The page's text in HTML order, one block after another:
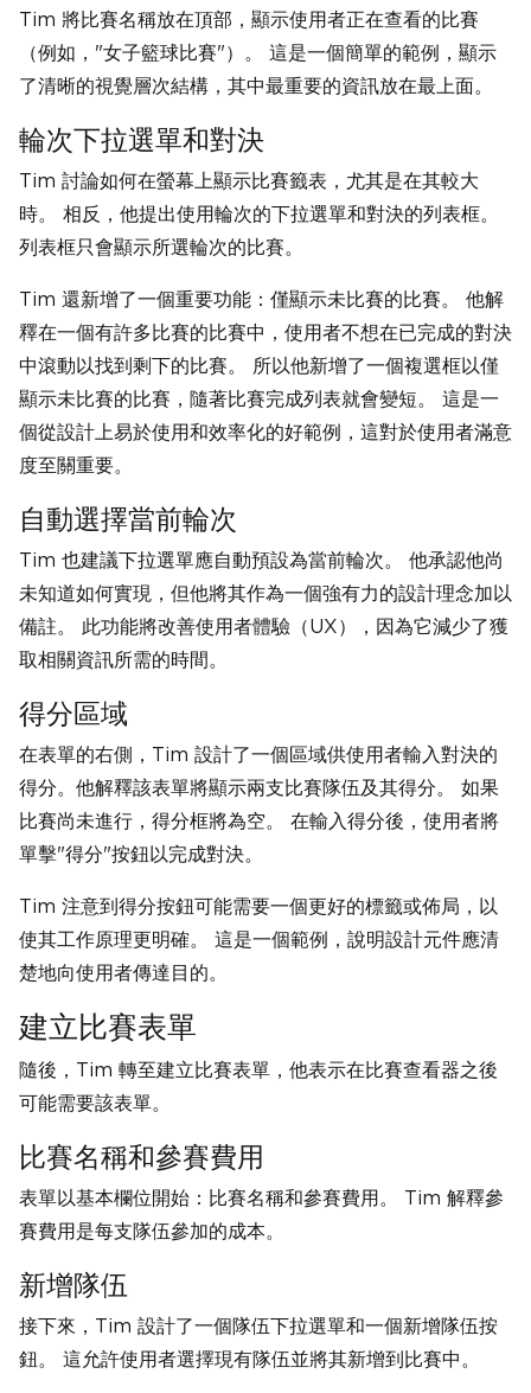
Tim 將比賽名稱放在頂部，顯示使用者正在查看的比賽
（例如，"女子籃球比賽"）。 這是一個簡單的範例，顯示
了清晰的視覺層次結構，其中最重要的資訊放在最上面。
輪次下拉選單和對決
Tim 討論如何在螢幕上顯示比賽籤表，尤其是在其較大
時。 相反，他提出使用輪次的下拉選單和對決的列表框。
列表框只會顯示所選輪次的比賽。
Tim 還新增了一個重要功能：僅顯示未比賽的比賽。 他解
釋在一個有許多比賽的比賽中，使用者不想在已完成的對決
中滾動以找到剩下的比賽。 所以他新增了一個複選框以僅
顯示未比賽的比賽，隨著比賽完成列表就會變短。 這是一
個從設計上易於使用和效率化的好範例，這對於使用者滿意
度至關重要。
自動選擇當前輪次
Tim 也建議下拉選單應自動預設為當前輪次。 他承認他尚
未知道如何實現，但他將其作為一個強有力的設計理念加以
備註。 此功能將改善使用者體驗（UX），因為它減少了獲
取相關資訊所需的時間。
得分區域
在表單的右側，Tim 設計了一個區域供使用者輸入對決的
得分。他解釋該表單將顯示兩支比賽隊伍及其得分。 如果
比賽尚未進行，得分框將為空。 在輸入得分後，使用者將
單擊"得分"按鈕以完成對決。
Tim 注意到得分按鈕可能需要一個更好的標籤或佈局，以
使其工作原理更明確。 這是一個範例，說明設計元件應清
楚地向使用者傳達目的。
建立比賽表單
隨後，Tim 轉至建立比賽表單，他表示在比賽查看器之後
可能需要該表單。
比賽名稱和參賽費用
表單以基本欄位開始：比賽名稱和參賽費用。 Tim 解釋參
賽費用是每支隊伍參加的成本。
新增隊伍
接下來，Tim 設計了一個隊伍下拉選單和一個新增隊伍按
鈕。 這允許使用者選擇現有隊伍並將其新增到比賽中。